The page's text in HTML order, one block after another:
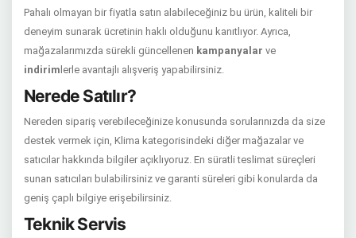
Pahalı olmayan bir fiyatla satın alabileceğiniz bu ürün, kaliteli bir
deneyim sunarak ücretinin haklı olduğunu kanıtlıyor. Ayrıca,
mağazalarımızda sürekli güncellenen kampanyalar ve
indirim lerle avantajlı alışveriş yapabilirsiniz.
Nerede Satılır?
Nereden sipariş verebileceğinize konusunda sorularınızda da size
destek vermek için, Klima kategorisindeki diğer mağazalar ve
satıcılar hakkında bilgiler açıklıyoruz. En süratli teslimat süreçleri
sunan satıcıları bulabilirsiniz ve garanti süreleri gibi konularda da
geniş çaplı bilgiye erişebilirsiniz.
Teknik Servis